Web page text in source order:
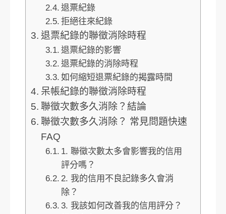
退票紀錄
拒絕往來紀錄
退票紀錄的聯徵消除時程
退票紀錄的影響
退票紀錄的消除時程
如何縮短退票紀錄的揭露時間
呆帳紀錄的聯徵消除時程
聯徵次數多久消除？結論
聯徵次數多久消除？ 常見問題快速
FAQ
1. 聯徵次數太多會影響我的信用
評分嗎？
2. 我的信用不良記錄多久會消
除？
3. 我該如何改善我的信用評分？